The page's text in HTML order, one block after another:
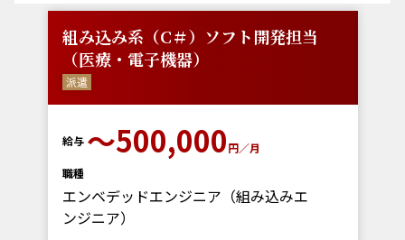
組み込み系（C＃）ソフト開発担当
（医療・電子機器）
派遣
給与 〜500,000円／月
職種
エンベデッドエンジニア（組み込みエ
ンジニア）